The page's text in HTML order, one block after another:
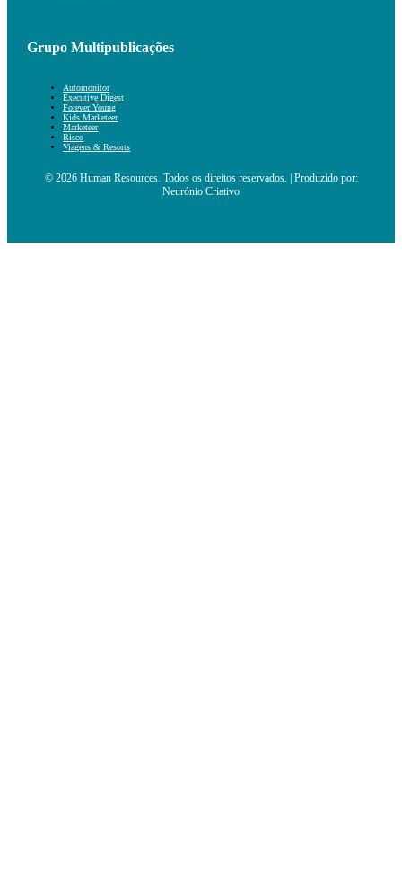
Grupo Multipublicações
Automonitor
Executive Digest
Forever Young
Kids Marketeer
Marketeer
Risco
Viagens & Resorts
© 2026 Human Resources. Todos os direitos reservados. | Produzido por:
Neurónio Criativo